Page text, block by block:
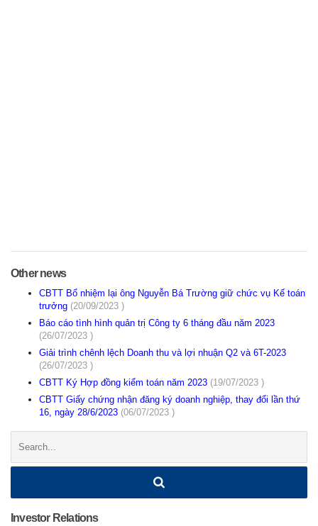
Other news
CBTT Bổ nhiệm lại ông Nguyễn Bá Trường giữ chức vụ Kế toán
trưởng (20/09/2023 )
Báo cáo tình hình quản trị Công ty 6 tháng đầu năm 2023
(26/07/2023 )
Giải trình chênh lệch Doanh thu và lợi nhuận Q2 và 6T-2023
(26/07/2023 )
CBTT Ký Hợp đồng kiểm toán năm 2023 (19/07/2023 )
CBTT Giấy chứng nhận đăng ký doanh nghiệp, thay đổi lần thứ
16, ngày 28/6/2023 (06/07/2023 )
Investor Relations